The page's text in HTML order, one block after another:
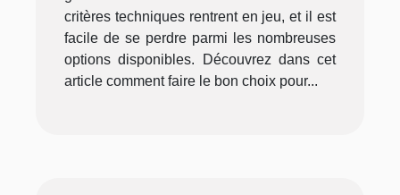
critères techniques rentrent en jeu, et il est
facile de se perdre parmi les nombreuses
options disponibles. Découvrez dans cet
article comment faire le bon choix pour...